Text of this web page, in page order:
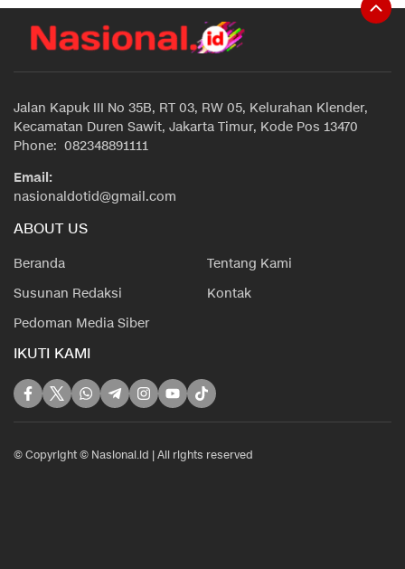
Jalan Kapuk III No 35B, RT 03, RW 05, Kelurahan Klender,
Kecamatan Duren Sawit, Jakarta Timur, Kode Pos 13470
Phone: 082348891111
Email:
nasionaldotid@gmail.com
ABOUT US
Beranda
Tentang Kami
Susunan Redaksi
Kontak
Pedoman Media Siber
IKUTI KAMI
© Copyright © Nasional.id | All rights reserved